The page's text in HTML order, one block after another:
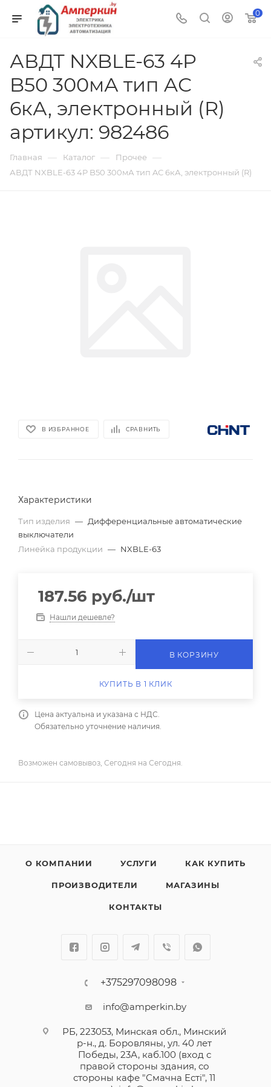
0
АВДТ NXBLE-63 4P
B50 300мА тип AС
6кА, электронный (R)
артикул: 982486
Главная — Каталог — Прочее —
АВДТ NXBLE-63 4P B50 300мА тип AС 6кА, электронный (R)
В ИЗБРАННОЕ СРАВНИТЬ
Характеристики
Тип изделия — Дифференциальные автоматические
выключатели
Линейка продукции — NXBLE-63
187.56 руб./шт
Нашли дешевле?
В КОРЗИНУ
КУПИТЬ В 1 КЛИК
Цена актуальна и указана с НДС.
Обязательно уточнение наличия.
Возможен самовывоз, Сегодня на Сегодня.
О КОМПАНИИ УСЛУГИ КАК КУПИТЬ
ПРОИЗВОДИТЕЛИ МАГАЗИНЫ
КОНТАКТЫ
+375297098098
info@amperkin.by
РБ, 223053, Минская обл., Минский
р-н., д. Боровляны, ул. 40 лет
Победы, 23А, каб.100 (вход с
правой стороны здания, со
стороны кафе "Смачна Естi", 11